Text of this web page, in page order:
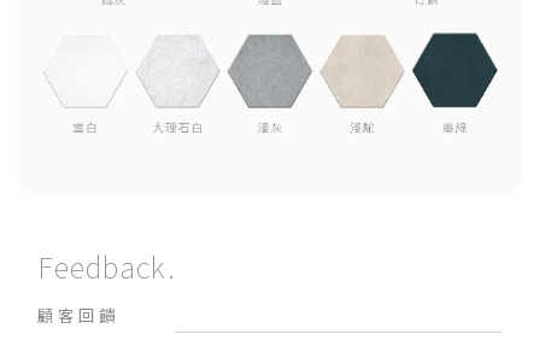
Feedback.
顧客回饋